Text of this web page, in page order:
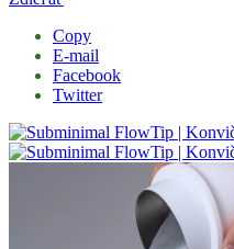
Copy
E-mail
Facebook
Twitter